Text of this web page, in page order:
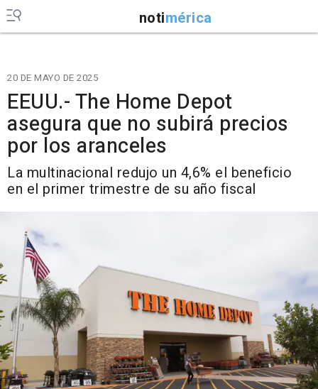
notimérica
20 DE MAYO DE 2025
EEUU.- The Home Depot
asegura que no subirá precios
por los aranceles
La multinacional redujo un 4,6% el beneficio
en el primer trimestre de su año fiscal